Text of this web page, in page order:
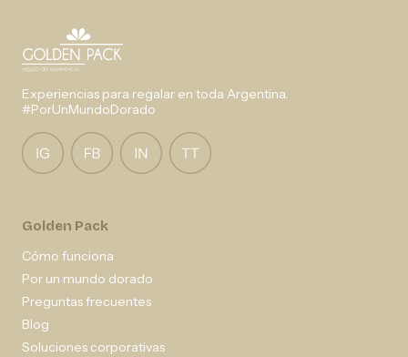
Experiencias para regalar en toda Argentina.
#PorUnMundoDorado
Golden Pack
Cómo funciona
Por un mundo dorado
Preguntas frecuentes
Blog
Soluciones corporativas